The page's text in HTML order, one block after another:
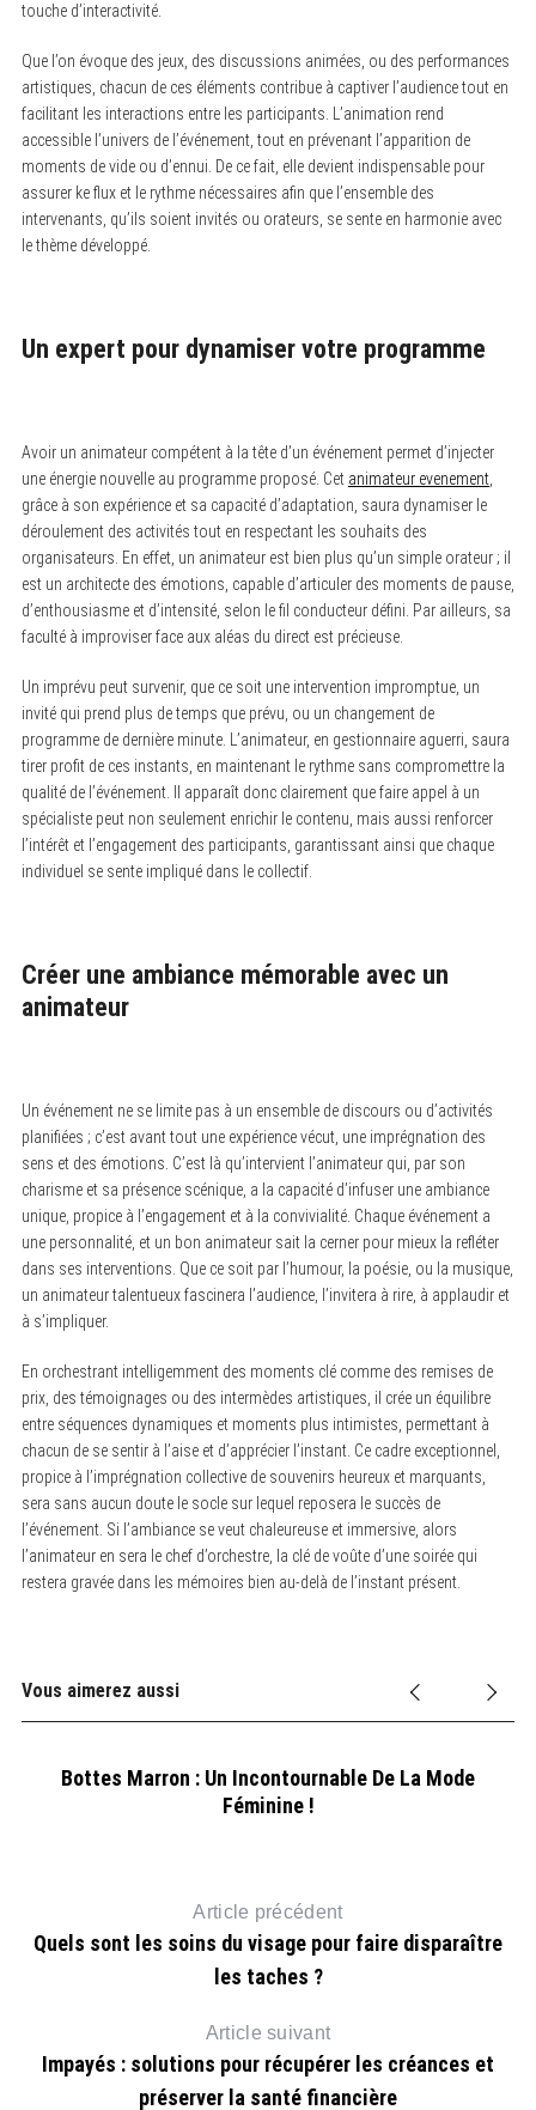
touche d’interactivité.
Que l’on évoque des jeux, des discussions animées, ou des performances
artistiques, chacun de ces éléments contribue à captiver l’audience tout en
facilitant les interactions entre les participants. L’animation rend
accessible l’univers de l’événement, tout en prévenant l’apparition de
moments de vide ou d’ennui. De ce fait, elle devient indispensable pour
assurer ke flux et le rythme nécessaires afin que l’ensemble des
intervenants, qu’ils soient invités ou orateurs, se sente en harmonie avec
le thème développé.
Un expert pour dynamiser votre programme
Avoir un animateur compétent à la tête d’un événement permet d’injecter
une énergie nouvelle au programme proposé. Cet animateur evenement,
grâce à son expérience et sa capacité d’adaptation, saura dynamiser le
déroulement des activités tout en respectant les souhaits des
organisateurs. En effet, un animateur est bien plus qu’un simple orateur ; il
est un architecte des émotions, capable d’articuler des moments de pause,
d’enthousiasme et d’intensité, selon le fil conducteur défini. Par ailleurs, sa
faculté à improviser face aux aléas du direct est précieuse.
Un imprévu peut survenir, que ce soit une intervention impromptue, un
invité qui prend plus de temps que prévu, ou un changement de
programme de dernière minute. L’animateur, en gestionnaire aguerri, saura
tirer profit de ces instants, en maintenant le rythme sans compromettre la
qualité de l’événement. Il apparaît donc clairement que faire appel à un
spécialiste peut non seulement enrichir le contenu, mais aussi renforcer
l’intérêt et l’engagement des participants, garantissant ainsi que chaque
individuel se sente impliqué dans le collectif.
Créer une ambiance mémorable avec un
animateur
Un événement ne se limite pas à un ensemble de discours ou d’activités
planifiées ; c’est avant tout une expérience vécut, une imprégnation des
sens et des émotions. C’est là qu’intervient l’animateur qui, par son
charisme et sa présence scénique, a la capacité d’infuser une ambiance
unique, propice à l’engagement et à la convivialité. Chaque événement a
une personnalité, et un bon animateur sait la cerner pour mieux la refléter
dans ses interventions. Que ce soit par l’humour, la poésie, ou la musique,
un animateur talentueux fascinera l’audience, l’invitera à rire, à applaudir et
à s’impliquer.
En orchestrant intelligemment des moments clé comme des remises de
prix, des témoignages ou des intermèdes artistiques, il crée un équilibre
entre séquences dynamiques et moments plus intimistes, permettant à
chacun de se sentir à l’aise et d’apprécier l’instant. Ce cadre exceptionnel,
propice à l’imprégnation collective de souvenirs heureux et marquants,
sera sans aucun doute le socle sur lequel reposera le succès de
l’événement. Si l’ambiance se veut chaleureuse et immersive, alors
l’animateur en sera le chef d’orchestre, la clé de voûte d’une soirée qui
restera gravée dans les mémoires bien au-delà de l’instant présent.
Vous aimerez aussi
Bottes Marron : Un Incontournable De La Mode
Féminine !
Article précédent
Quels sont les soins du visage pour faire disparaître
les taches ?
Article suivant
Impayés : solutions pour récupérer les créances et
préserver la santé financière
S
e
a
r
c
: